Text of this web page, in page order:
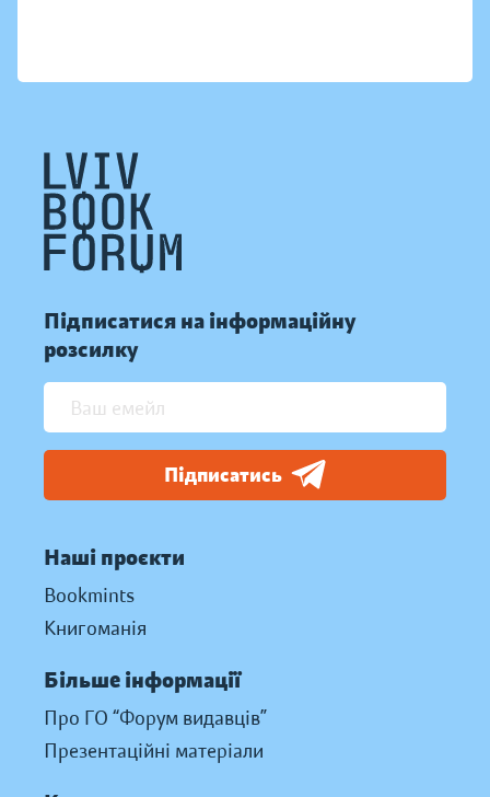
Підписатися на інформаційну
розсилку
Підписатись
Наші проєкти
Bookmints
Книгоманія
Більше інформації
Про ГО “Форум видавців”
Презентаційні матеріали